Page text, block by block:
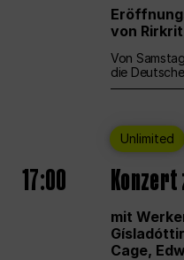
von
Von
die
Unlimited
17:00
mit
Cage,